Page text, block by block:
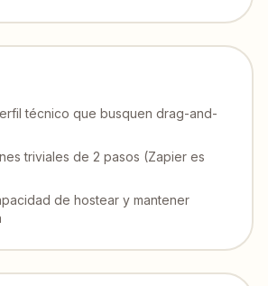
técnico que busquen drag-and-
triviales de 2 pasos (Zapier es
de hostear y mantener